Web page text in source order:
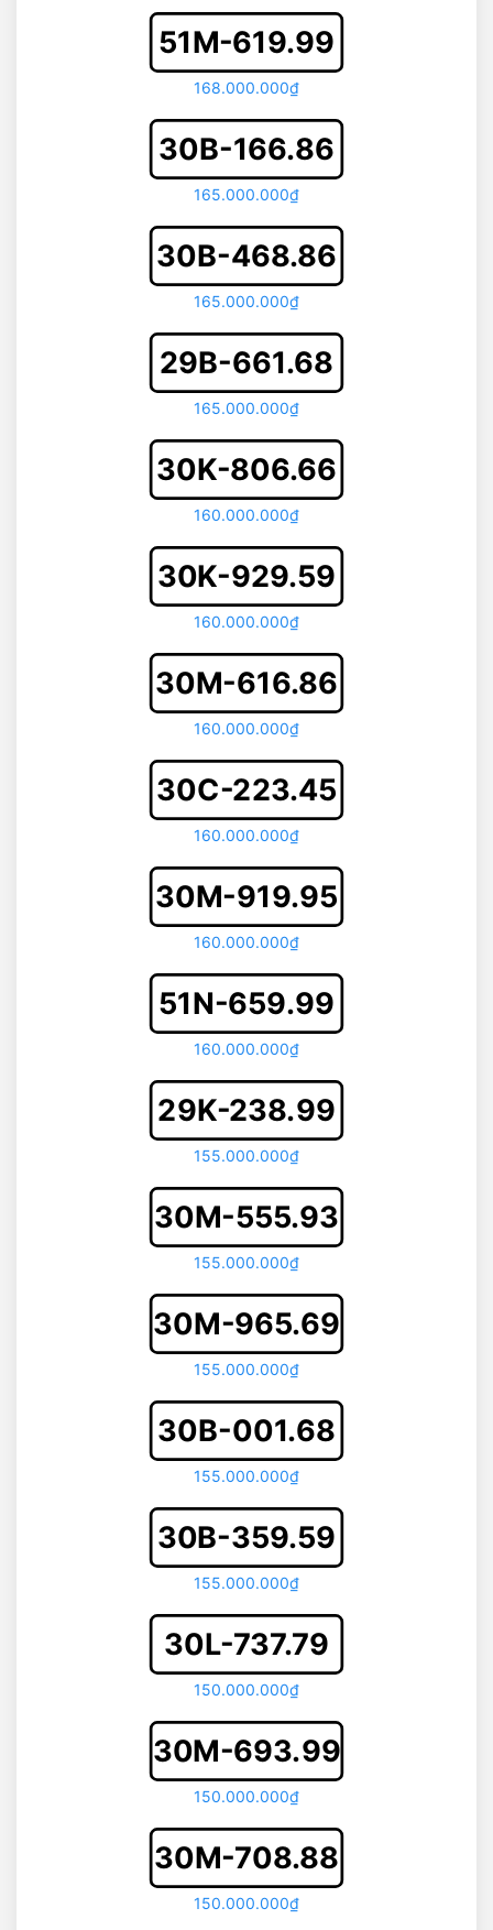
51M-619.99
168.000.000₫
30B-166.86
165.000.000₫
30B-468.86
165.000.000₫
29B-661.68
165.000.000₫
30K-806.66
160.000.000₫
30K-929.59
160.000.000₫
30M-616.86
160.000.000₫
30C-223.45
160.000.000₫
30M-919.95
160.000.000₫
51N-659.99
160.000.000₫
29K-238.99
155.000.000₫
30M-555.93
155.000.000₫
30M-965.69
155.000.000₫
30B-001.68
155.000.000₫
30B-359.59
155.000.000₫
30L-737.79
150.000.000₫
30M-693.99
150.000.000₫
30M-708.88
150.000.000₫